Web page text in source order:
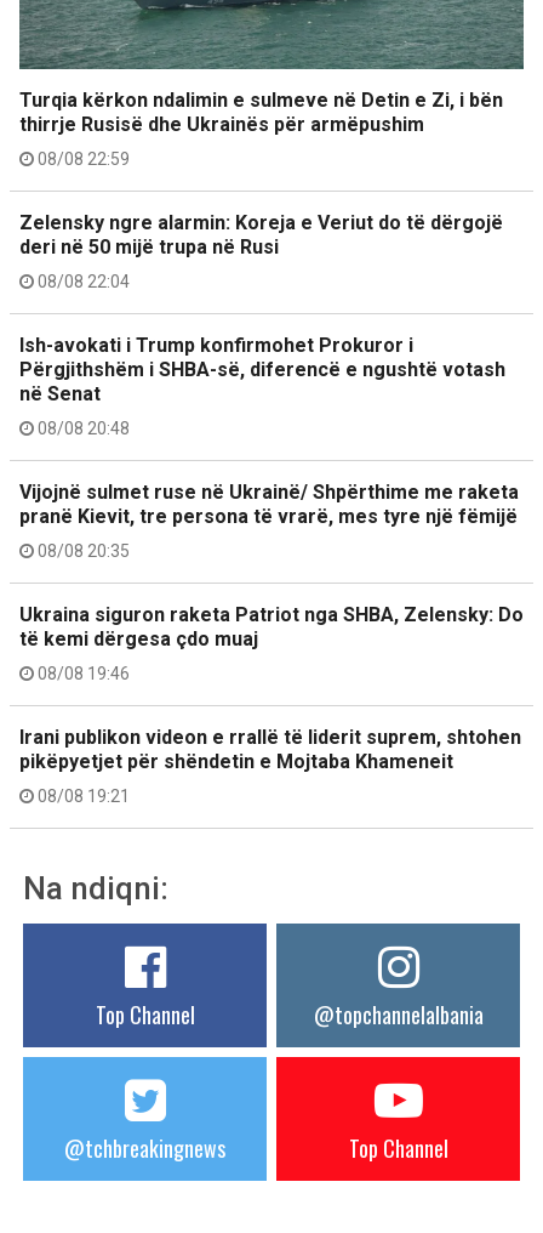
Turqia kërkon ndalimin e sulmeve në Detin e Zi, i bën
thirrje Rusisë dhe Ukrainës për armëpushim
08/08 22:59
Zelensky ngre alarmin: Koreja e Veriut do të dërgojë
deri në 50 mijë trupa në Rusi
08/08 22:04
Ish-avokati i Trump konfirmohet Prokuror i
Përgjithshëm i SHBA-së, diferencë e ngushtë votash
në Senat
08/08 20:48
Vijojnë sulmet ruse në Ukrainë/ Shpërthime me raketa
pranë Kievit, tre persona të vrarë, mes tyre një fëmijë
08/08 20:35
Ukraina siguron raketa Patriot nga SHBA, Zelensky: Do
të kemi dërgesa çdo muaj
08/08 19:46
Irani publikon videon e rrallë të liderit suprem, shtohen
pikëpyetjet për shëndetin e Mojtaba Khameneit
08/08 19:21
Na ndiqni:
Top Channel @topchannelalbania
@tchbreakingnews Top Channel